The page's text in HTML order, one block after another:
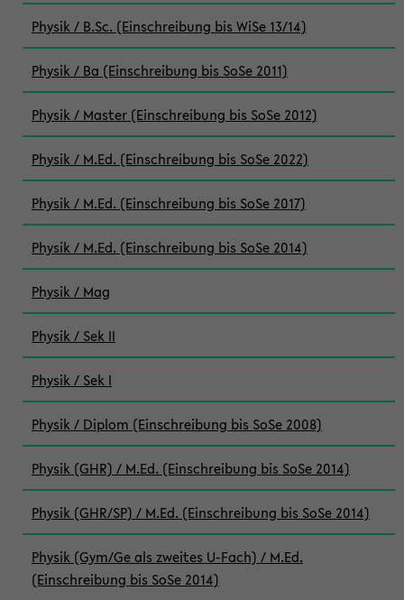
Physik / B.Sc. (Einschreibung bis WiSe 13/14)
Physik / Ba (Einschreibung bis SoSe 2011)
Physik / Master (Einschreibung bis SoSe 2012)
Physik / M.Ed. (Einschreibung bis SoSe 2022)
Physik / M.Ed. (Einschreibung bis SoSe 2017)
Physik / M.Ed. (Einschreibung bis SoSe 2014)
Physik / Mag
Physik / Sek II
Physik / Sek I
Physik / Diplom (Einschreibung bis SoSe 2008)
Physik (GHR) / M.Ed. (Einschreibung bis SoSe 2014)
Physik (GHR/SP) / M.Ed. (Einschreibung bis SoSe 2014)
Physik (Gym/Ge als zweites U-Fach) / M.Ed.
(Einschreibung bis SoSe 2014)